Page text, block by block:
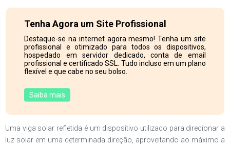
Tenha Agora um Site Profissional
Destaque-se na internet agora mesmo! Tenha um site
profissional e otimizado para todos os dispositivos,
hospedado em servidor dedicado, conta de email
profissional e certificado SSL. Tudo incluso em um plano
flexível e que cabe no seu bolso.
Saiba mais
Uma viga solar refletida é um dispositivo utilizado para direcionar a
luz solar em uma determinada direção, aproveitando ao máximo a